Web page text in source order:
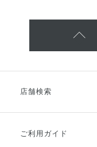
店舗検索
ご利用ガイド